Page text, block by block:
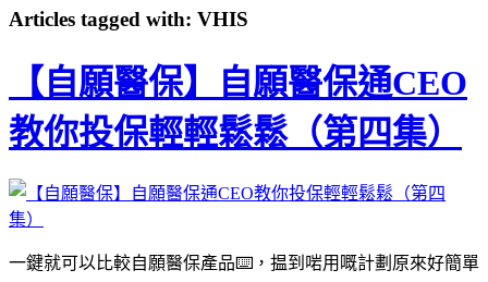
Articles tagged with: VHIS
【自願醫保】自願醫保通CEO
教你投保輕輕鬆鬆（第四集）
一鍵就可以比較自願醫保產品⌨️，揾到啱用嘅計劃原來好簡單